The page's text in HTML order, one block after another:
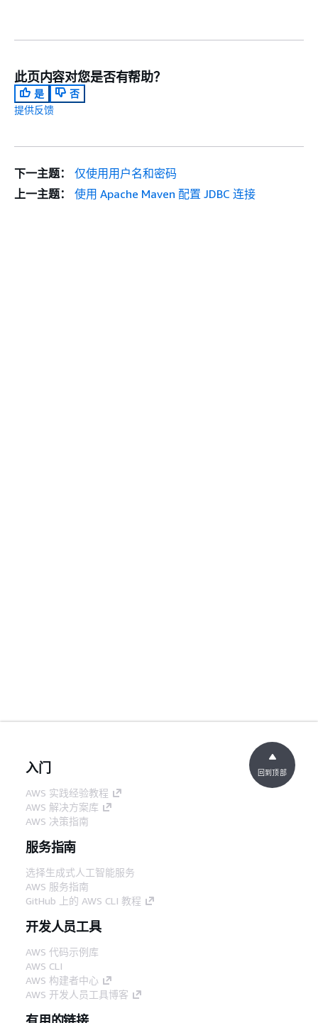
此页内容对您是否有帮助？
是
否
提供反馈
下一主题：
仅使用用户名和密码
上一主题：
使用 Apache Maven 配置 JDBC 连接
入门
AWS 实践经验教程
AWS 解决方案库
AWS 决策指南
服务指南
选择生成式人工智能服务
AWS 服务指南
GitHub 上的 AWS CLI 教程
开发人员工具
AWS 代码示例库
AWS CLI
AWS 构建者中心
AWS 开发人员工具博客
有用的链接
回到顶部